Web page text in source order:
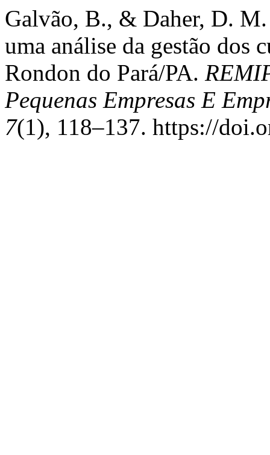
Galvão, B., & Daher, D.
uma análise da gestão dos
Rondon do Pará/PA.
Pequenas Empresas E
7(1), 118–137. https://